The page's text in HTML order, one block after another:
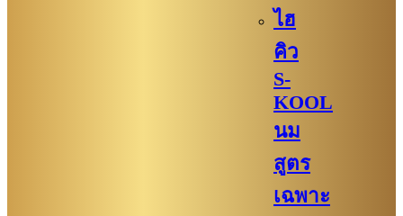
ไฮ
คิว
S-
KOOL
นม
สูตร
เฉพาะ